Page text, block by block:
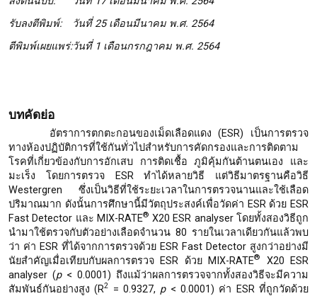
รับลงตีพิมพ์:
วันที่ 25 เดือนมีนาคม พ.ศ. 2564
ตีพิมพ์เผยแพร่:วันที่ 1 เดือนกรกฎาคม พ.ศ. 2564
บทคัดย่อ
อัตราการตกตะกอนของเม็ดเลือดแดง (ESR) เป็นการตรวจ
ทางห้องปฏิบัติการที่ใช้กันทั่วไปสำหรับการคัดกรองและการติดตาม
โรคที่เกี่ยวข้องกับการอักเสบ การติดเชื้อ ภูมิคุ้มกันต้านตนเอง และ
มะเร็ง โดยการตรวจ ESR ทำได้หลายวิธี แต่วิธีมาตรฐานคือวิธี
Westergren ซึ่งเป็นวิธีที่ใช้ระยะเวลาในการตรวจนานและใช้เลือด
ปริมาณมาก ดังนั้นการศึกษานี้มีวัตถุประสงค์เพื่อวัดค่า ESR ด้วย ESR
Fast Detector และ MIX-RATE® X20 ESR analyser โดยทั้งสองวิธีถูก
นำมาใช้ตรวจกับตัวอย่างเลือดจำนวน 80 รายในเวลาเดียวกันแล้วพบ
ว่า ค่า ESR ที่ได้จากการตรวจด้วย ESR Fast Detector สูงกว่าอย่างมี
นัยสำคัญเมื่อเทียบกับผลการตรวจ ESR ด้วย MIX-RATE®
X20 ESR
analyser (p< 0.0001) ถึงแม้ว่าผลการตรวจจากทั้งสองวิธีจะมีความ
สัมพันธ์กันอย่างสูง (R2 = 0.9327, p< 0.0001) ค่า ESR ที่ถูกวัดด้วย